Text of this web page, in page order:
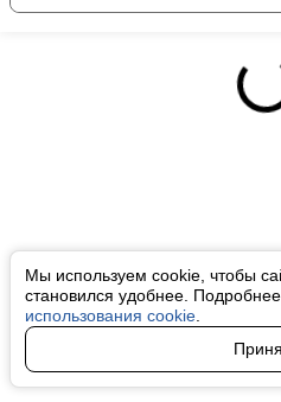
Мы используем cookie, чтобы
становился удобнее.
использования cookie